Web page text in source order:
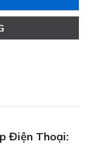
Điện Thoại: